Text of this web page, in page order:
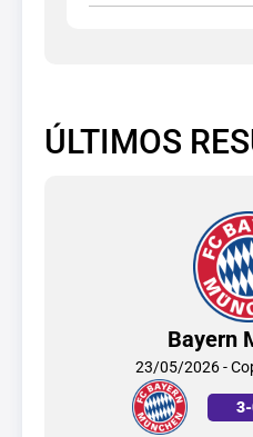
ÚLTIMOS
Bayern
23/05/2026 -
3-